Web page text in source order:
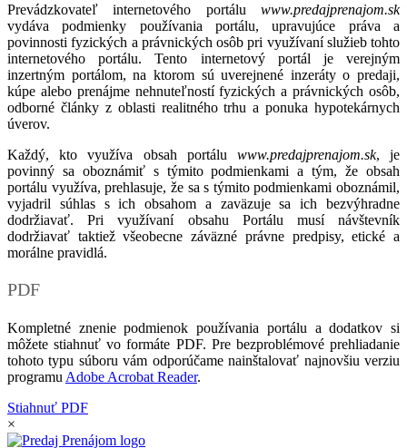
Prevádzkovateľ internetového portálu www.predajprenajom.sk
vydáva podmienky používania portálu, upravujúce práva a
povinnosti fyzických a právnických osôb pri využívaní služieb tohto
internetového portálu. Tento internetový portál je verejným
inzertným portálom, na ktorom sú uverejnené inzeráty o predaji,
kúpe alebo prenájme nehnuteľností fyzických a právnických osôb,
odborné články z oblasti realitného trhu a ponuka hypotekárnych
úverov.
Každý, kto využíva obsah portálu www.predajprenajom.sk, je
povinný sa oboznámiť s týmito podmienkami a tým, že obsah
portálu využíva, prehlasuje, že sa s týmito podmienkami oboznámil,
vyjadril súhlas s ich obsahom a zaväzuje sa ich bezvýhradne
dodržiavať. Pri využívaní obsahu Portálu musí návštevník
dodržiavať taktiež všeobecne záväzné právne predpisy, etické a
morálne pravidlá.
PDF
Kompletné znenie podmienok používania portálu a dodatkov si
môžete stiahnuť vo formáte PDF. Pre bezproblémové prehliadanie
tohoto typu súboru vám odporúčame nainštalovať najnovšiu verziu
programu Adobe Acrobat Reader.
Stiahnuť PDF
×